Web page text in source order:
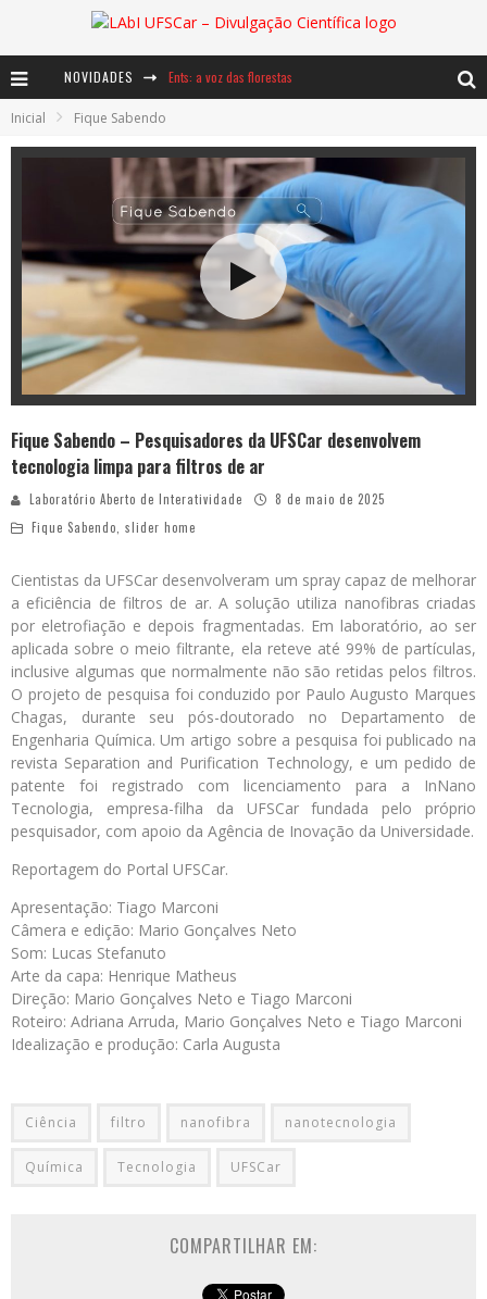
NOVIDADES Ents: a voz das florestas
Baú de Histórias - A jamais imaginada aventura com os moinhos de vento
Inicial Fique Sabendo
Fique Sabendo – Pesquisadores da UFSCar desenvolvem
tecnologia limpa para filtros de ar
Laboratório Aberto de Interatividade
8 de maio de 2025
Fique Sabendo slider home
Cientistas da UFSCar desenvolveram um spray capaz de melhorar
a eficiência de filtros de ar. A solução utiliza nanofibras criadas
por eletrofiação e depois fragmentadas. Em laboratório, ao ser
aplicada sobre o meio filtrante, ela reteve até 99% de partículas,
inclusive algumas que normalmente não são retidas pelos filtros.
O projeto de pesquisa foi conduzido por Paulo Augusto Marques
Chagas, durante seu pós-doutorado no Departamento de
Engenharia Química. Um artigo sobre a pesquisa foi publicado na
revista Separation and Purification Technology, e um pedido de
patente foi registrado com licenciamento para a InNano
Tecnologia, empresa-filha da UFSCar fundada pelo próprio
pesquisador, com apoio da Agência de Inovação da Universidade.
Reportagem do Portal UFSCar.
Apresentação: Tiago Marconi
Câmera e edição: Mario Gonçalves Neto
Som: Lucas Stefanuto
Arte da capa: Henrique Matheus
Direção: Mario Gonçalves Neto e Tiago Marconi
Roteiro: Adriana Arruda, Mario Gonçalves Neto e Tiago Marconi
Idealização e produção: Carla Augusta
Ciência filtro nanofibra nanotecnologia
Química Tecnologia UFSCar
COMPARTILHAR EM: